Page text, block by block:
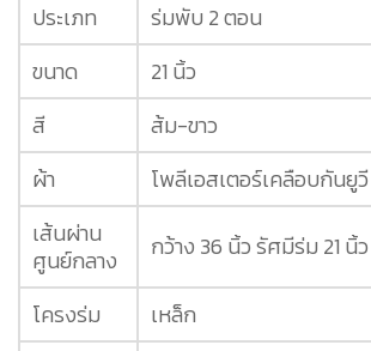
ประเภท
ร่มพับ 2 ตอน
ขนาด
21 นิ้ว
สี
ส้ม-ขาว
ผ้า
โพลีเอสเตอร์เคลือบกันยูวี
เส้นผ่าน
ศูนย์กลาง
กว้าง 36 นิ้ว รัศมีร่ม 21 นิ้ว
โครงร่ม
เหล็ก